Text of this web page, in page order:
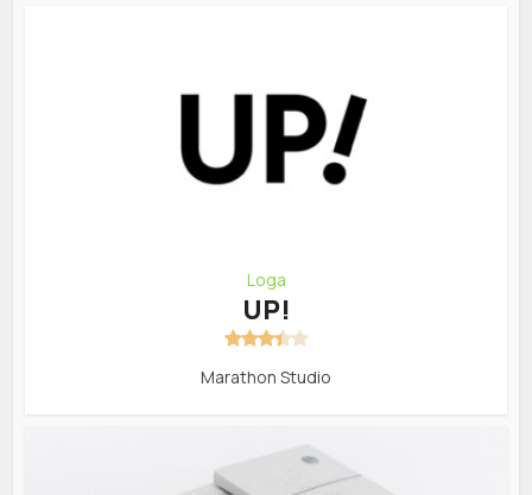
Loga
UP!
Marathon Studio